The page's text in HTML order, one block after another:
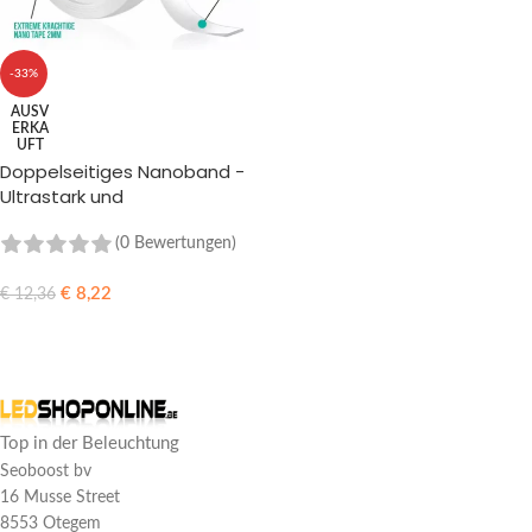
-33%
AUSV
ERKA
UFT
Doppelseitiges Nanoband -
Ultrastark und
(0 Bewertungen)
€12,36 € 8,22
Top in der Beleuchtung
Seoboost bv
16 Musse Street
8553 Otegem